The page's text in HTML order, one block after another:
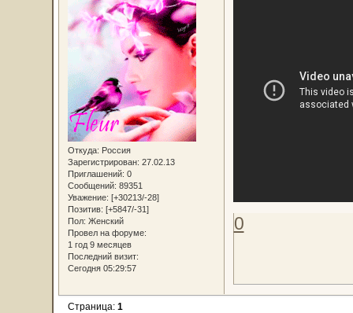
Откуда: Россия
Зарегистрирован: 27.02.13
Приглашений: 0
Сообщений: 89351
Уважение: [+30213/-28]
Позитив: [+5847/-31]
Пол: Женский
Провел на форуме:
1 год 9 месяцев
Последний визит:
Сегодня 05:29:57
0
Страница: 1